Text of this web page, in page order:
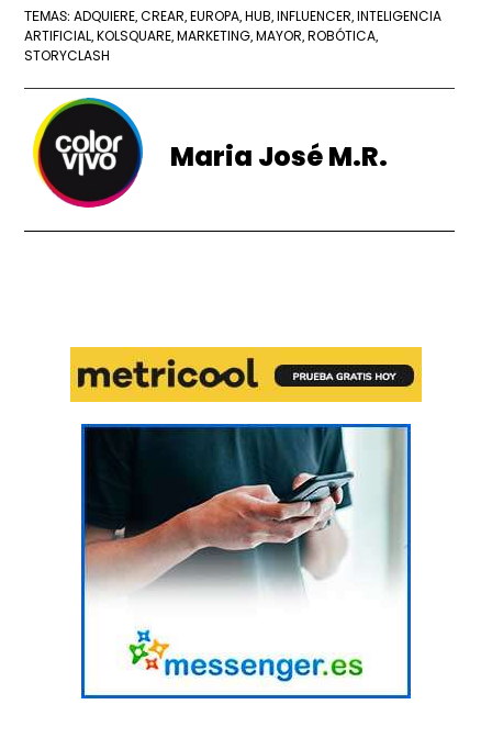
TEMAS:ADQUIERE,CREAR, EUROPA, HUB, INFLUENCER, INTELIGENCIA
ARTIFICIAL, KOLSQUARE, MARKETING, MAYOR, ROBÓTICA,
STORYCLASH
Maria José M.R.